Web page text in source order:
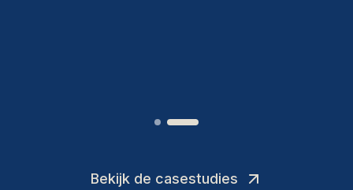
Bekijk de casestudies